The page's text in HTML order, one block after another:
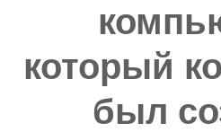
который
был